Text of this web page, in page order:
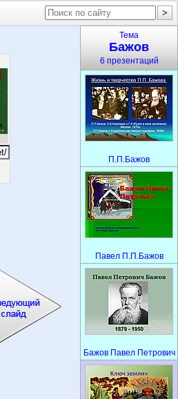
Тема
Бажов
6 презентаций
П.П.Бажов
Павел П.П.Бажов
Бажов Павел Петрович